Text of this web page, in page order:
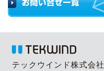
テックウインド株式会社